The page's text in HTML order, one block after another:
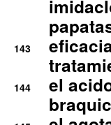
143
144
el